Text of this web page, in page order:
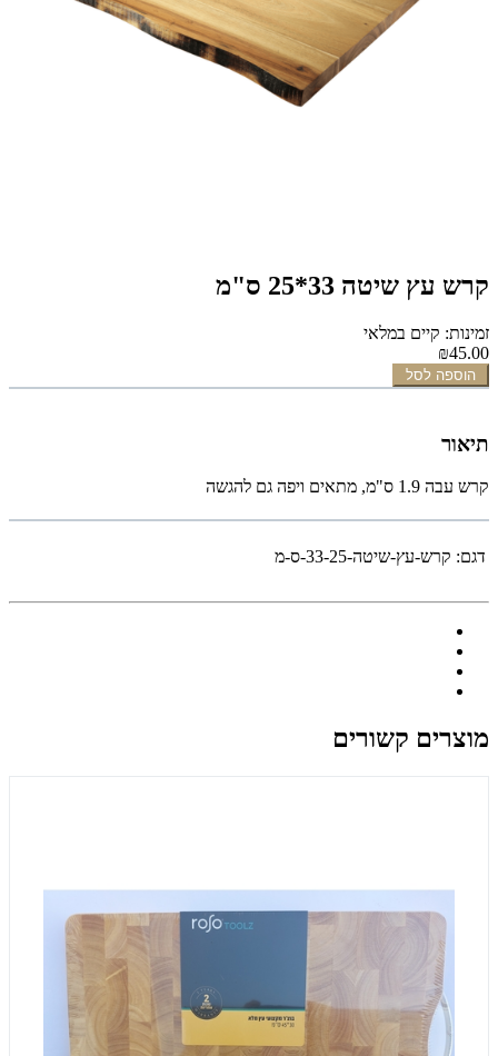
קרש עץ שיטה 33*25 ס"מ
זמינות: קיים במלאי
₪45.00
הוספה לסל
תיאור
קרש עבה 1.9 ס"מ, מתאים ויפה גם להגשה
דגם: קרש-עץ-שיטה-33-25-ס-מ
מוצרים קשורים